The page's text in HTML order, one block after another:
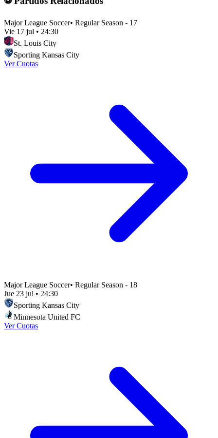
Major League Soccer• Regular Season - 17
Vie 17 jul • 24:30
St. Louis City
Sporting Kansas City
Ver Cuotas
Major League Soccer• Regular Season - 18
Jue 23 jul • 24:30
Sporting Kansas City
Minnesota United FC
Ver Cuotas